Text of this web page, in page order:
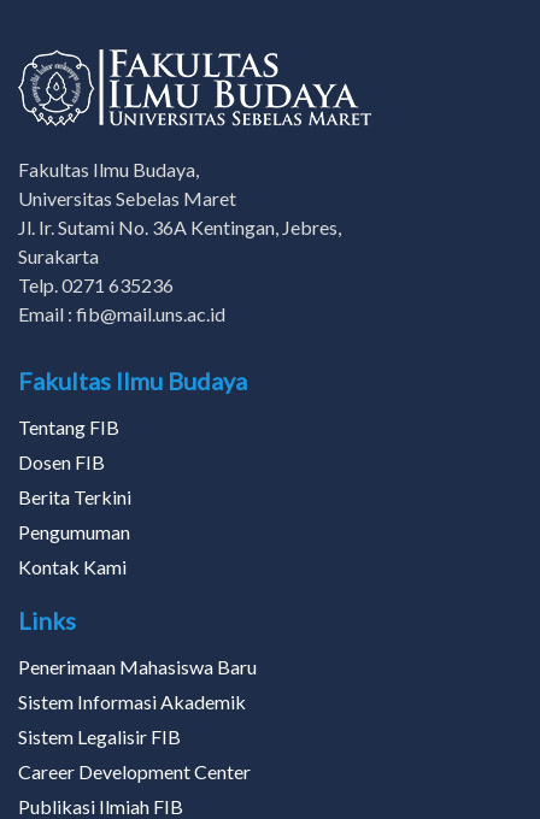
Fakultas Ilmu Budaya,
Universitas Sebelas Maret
Jl. Ir. Sutami No. 36A Kentingan, Jebres,
Surakarta
Telp. 0271 635236
Email : fib@mail.uns.ac.id
Fakultas Ilmu Budaya
Tentang FIB
Dosen FIB
Berita Terkini
Pengumuman
Kontak Kami
Links
Penerimaan Mahasiswa Baru
Sistem Informasi Akademik
Sistem Legalisir FIB
Career Development Center
Publikasi Ilmiah FIB